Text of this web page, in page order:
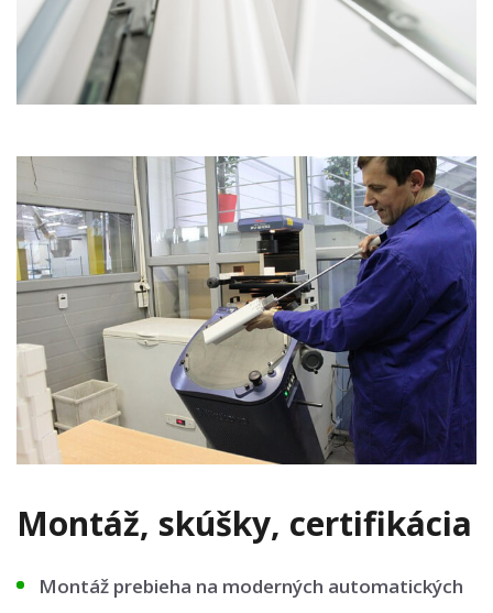
Montáž, skúšky, certifikácia
Montáž prebieha na moderných automatických